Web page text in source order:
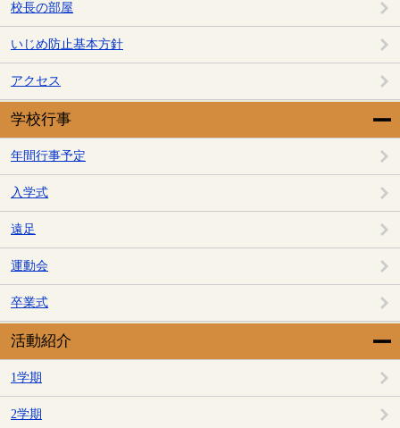
校長の部屋
いじめ防止基本方針
アクセス
学校行事
年間行事予定
入学式
遠足
運動会
卒業式
活動紹介
1学期
2学期